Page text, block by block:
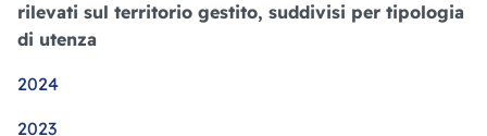
rilevati sul territorio gestito, suddivisi per tipologia
di utenza
2024
2023